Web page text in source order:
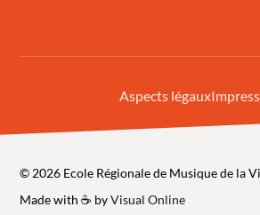
Aspects légaux
© 2026 Ecole Régionale de Musique de la
Made with ☕️ byVisual Online